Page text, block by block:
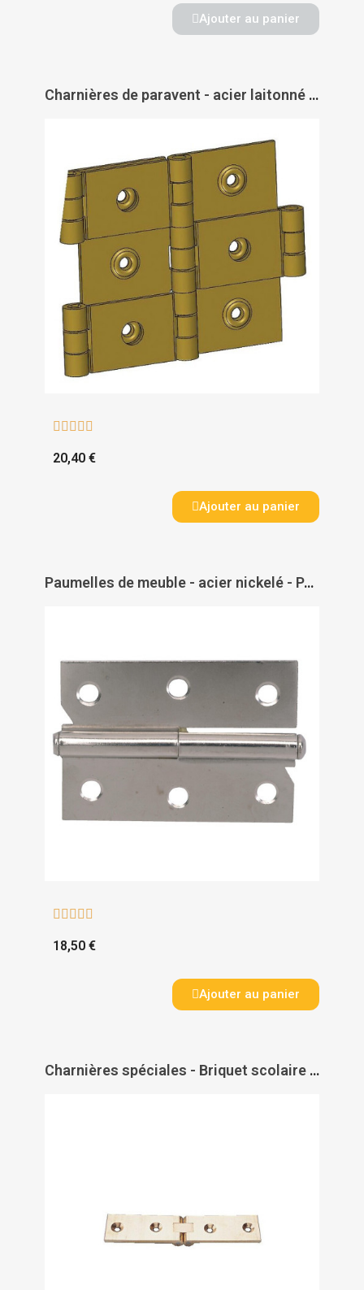
Ajouter au panier
Charnières de paravent - acier laitonné - PAS DE MARQUE
    
20,40 €
Ajouter au panier
Paumelles de meuble - acier nickelé - PAS DE MARQUE
    
18,50 €
Ajouter au panier
Charnières spéciales - Briquet scolaire - laiton poli - longueur ouverte 108 mm - A LENNE